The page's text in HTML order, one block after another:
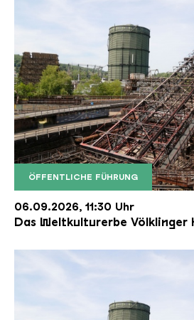
ÖFFENTLICHE FÜHRUNG
Der Erzschrägaufzug der
Copyright: Weltkulturerbe
06.09.2026, 11:30 Uhr
Das Weltkulturerbe Völklinger